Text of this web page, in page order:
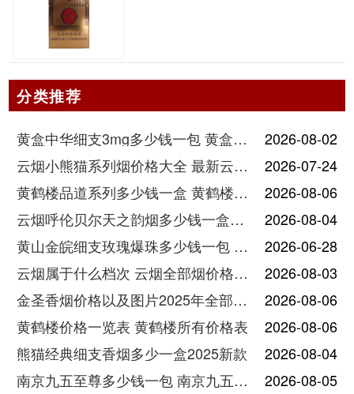
分类推荐
黄盒中华细支3mg多少钱一包 黄盒中华细支3mg香烟价格查询
2026-08-02
云烟小熊猫系列烟价格大全 最新云烟小熊猫图片报价
2026-07-24
黄鹤楼品道系列多少钱一盒 黄鹤楼品道系列香烟价格表图片
2026-08-06
云烟呼伦贝尔天之韵烟多少钱一盒中支价格
2026-08-04
黄山金皖细支玫瑰爆珠多少钱一包 黄山金皖细支玫瑰爆珠2025最新价格
2026-06-28
云烟属于什么档次 云烟全部烟价格表大全
2026-08-03
金圣香烟价格以及图片2025年全部价格
2026-08-06
黄鹤楼价格一览表 黄鹤楼所有价格表
2026-08-06
熊猫经典细支香烟多少一盒2025新款
2026-08-04
南京九五至尊多少钱一包 南京九五至尊价格及图片
2026-08-05